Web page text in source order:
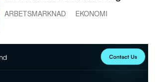
ARBETSMARKNAD EKONOMI